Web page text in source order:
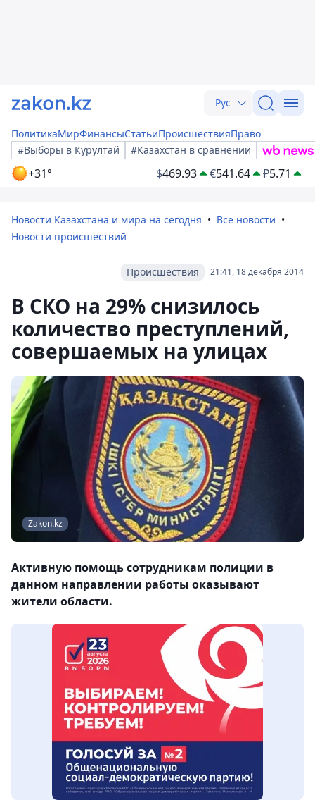
Рус
ПолитикаМирФинансыСтатьиПроисшествияПраво
#Выборы в Курултай
#Казахстан в сравнении
+31° $469.93 €541.64 ₽5.71
Новости Казахстана и мира на сегодня
Все новости
Новости происшествий
21:41, 18 декабря 2014
Происшествия
В СКО на 29% снизилось
количество преступлений,
совершаемых на улицах
Zakon.kz
Активную помощь сотрудникам полиции в
данном направлении работы оказывают
жители области.